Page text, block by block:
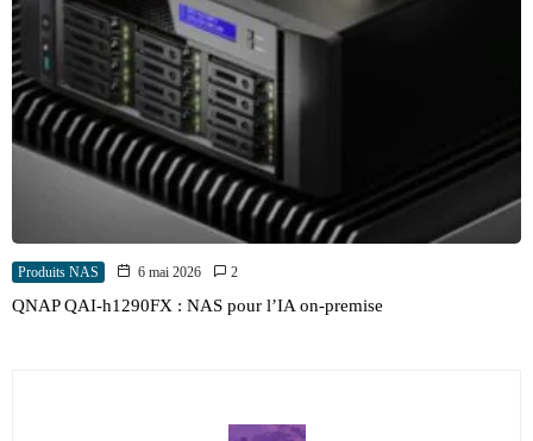
Produits NAS 6 mai 2026 2
QNAP QAI-h1290FX : NAS pour l’IA on-premise